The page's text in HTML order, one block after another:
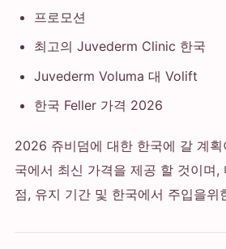
프로모션
최고의 Juvederm Clinic 한국
Juvederm Voluma 대 Volift
한국 Feller 가격 2026
2026 쥬비덤에 대한 한국에 갈 계
국에서 최신 가격을 제공 할 것이며,
점, 유지 기간 및 한국에서 주입을위